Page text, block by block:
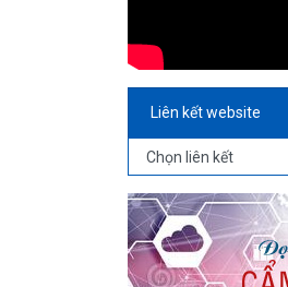
Liên kết website